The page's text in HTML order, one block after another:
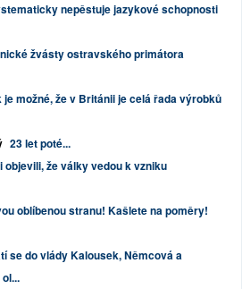
nepěstuje jazykové schopnosti
žvásty ostravského primátora
je možné, že v Británii je celá řada výrobků
23 let poté...
že války vedou k vzniku
oblíbenou stranu! Kašlete na poměry!
se do vlády Kalousek, Němcová a